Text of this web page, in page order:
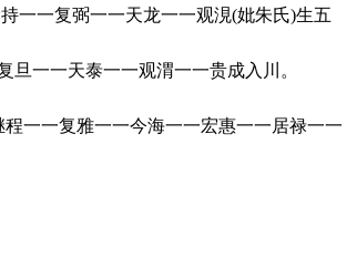
一一复弼一一天龙一一观涀(妣朱氏)生五
一一天泰一一观渭一一贵成入川。
一一复雅一一今海一一宏惠一一居禄一一